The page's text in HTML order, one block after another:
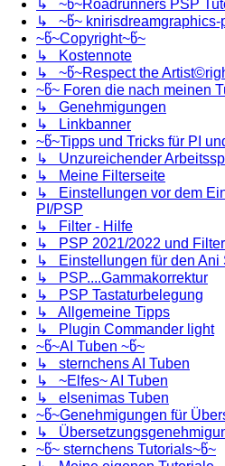
↳ ~წ~Roadrunners PSP
↳ ~წ~ knirisdreamgraphics-
~წ~Copyright~წ~
↳ Kostennote
↳ ~წ~Respect the
~წ~ Foren die nach meinen
↳ Genehmigungen
↳ Linkbanner
~წ~Tipps und Tricks für PI
↳ Unzureichender
↳ Meine Filterseite
↳ Einstellungen vor dem
PI/PSP
↳ Filter - Hilfe
↳ PSP 2021/2022 und Filter
↳ Einstellungen für den Ani
↳ PSP....Gammakorrektur
↳ PSP Tastaturbelegung
↳ Allgemeine Tipps
↳ Plugin Commander light
~წ~AI Tuben ~წ~
↳ sternchens AI Tuben
↳ ~Elfes~ AI Tuben
↳ elsenimas Tuben
~წ~Genehmigungen für
↳
~წ~ sternchens Tutorials~წ~